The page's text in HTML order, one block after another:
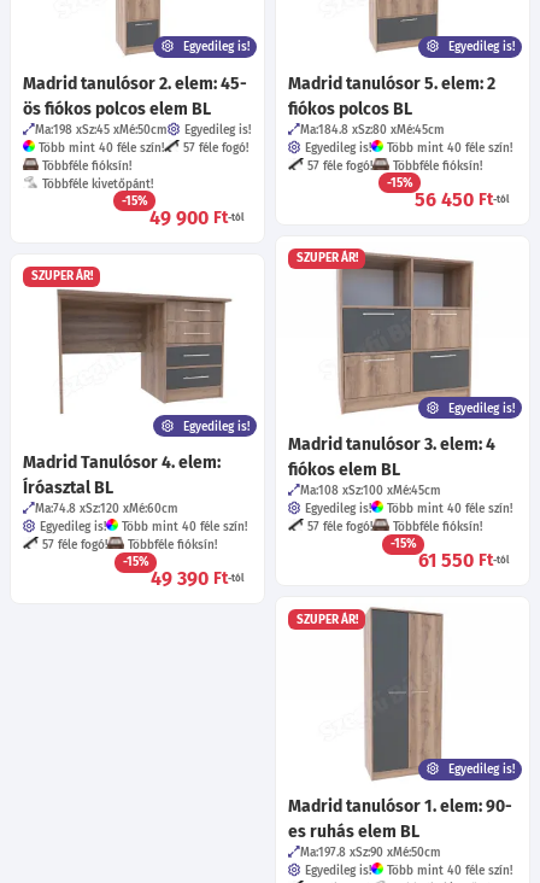
Egyedileg is!
Madrid tanulósor 2. elem: 45-
ös fiókos polcos elem BL
Ma:198 Sz:45 Mé:50cm
Egyedileg is!
Több mint 40 féle szín!
57 féle fogó!
Többféle fióksín!
Többféle kivetőpánt!
-15%
49 900 Ft-tól
Egyedileg is!
Madrid tanulósor 5. elem: 2
fiókos polcos BL
Ma:184.8 Sz:80 Mé:45cm
Egyedileg is!
Több mint 40 féle szín!
57 féle fogó!
Többféle fióksín!
-15%
56 450 Ft-tól
SZUPER ÁR!
Egyedileg is!
Madrid tanulósor 3. elem: 4
fiókos elem BL
Ma:108 Sz:100 Mé:45cm
Egyedileg is!
Több mint 40 féle szín!
57 féle fogó!
Többféle fióksín!
-15%
61 550 Ft-tól
SZUPER ÁR!
Egyedileg is!
Madrid Tanulósor 4. elem:
Íróasztal BL
Ma:74.8 Sz:120 Mé:60cm
Egyedileg is!
Több mint 40 féle szín!
57 féle fogó!
Többféle fióksín!
-15%
49 390 Ft-tól
SZUPER ÁR!
Egyedileg is!
Madrid tanulósor 1. elem: 90-
es ruhás elem BL
Ma:197.8 Sz:90 Mé:50cm
Egyedileg is!
Több mint 40 féle szín!